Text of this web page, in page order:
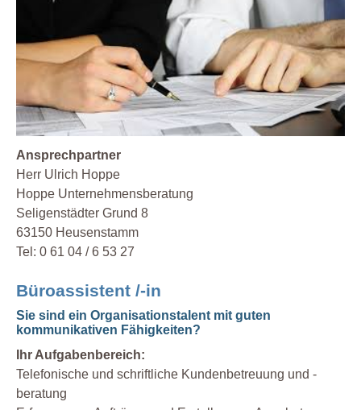
Ansprechpartner
Herr Ulrich Hoppe
Hoppe Unternehmensberatung
Seligenstädter Grund 8
63150 Heusenstamm
Tel: 0 61 04 / 6 53 27
Büroassistent /-in
Sie sind ein Organisationstalent mit guten
kommunikativen Fähigkeiten?
Ihr Aufgabenbereich:
Telefonische und schriftliche Kundenbetreuung und -
beratung